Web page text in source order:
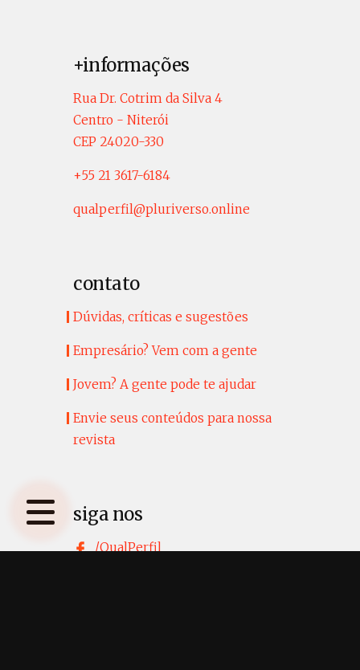
+informações
Rua Dr. Cotrim da Silva 4
Centro - Niterói
CEP 24020-330
+55 21 3617-6184
qualperfil@pluriverso.online
contato
Dúvidas, críticas e sugestões
Empresário? Vem com a gente
Jovem? A gente pode te ajudar
Envie seus conteúdos para nossa
revista
siga nos
/QualPerfil